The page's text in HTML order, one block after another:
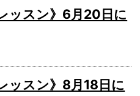
ッスン》6月20日に
ッスン》8月18日に